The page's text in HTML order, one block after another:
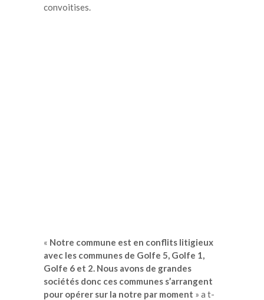
convoitises.
« Notre commune est en conflits litigieux
avec les communes de Golfe 5, Golfe 1,
Golfe 6 et 2. Nous avons de grandes
sociétés donc ces communes s’arrangent
pour opérer sur la notre par moment » a t-